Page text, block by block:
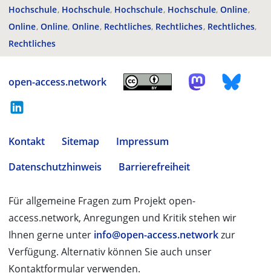
Hochschule Hochschule Hochschule Hochschule Online
Online Online Online Rechtliches Rechtliches Rechtliches
Rechtliches
open-access.network
Kontakt Sitemap
Impressum
Datenschutzhinweis
Barrierefreiheit
Für allgemeine Fragen zum Projekt open-
access.network, Anregungen und Kritik stehen wir
Ihnen gerne unter info@open-access.networkzur
Verfügung. Alternativ können Sie auch unser
Kontaktformular verwenden.